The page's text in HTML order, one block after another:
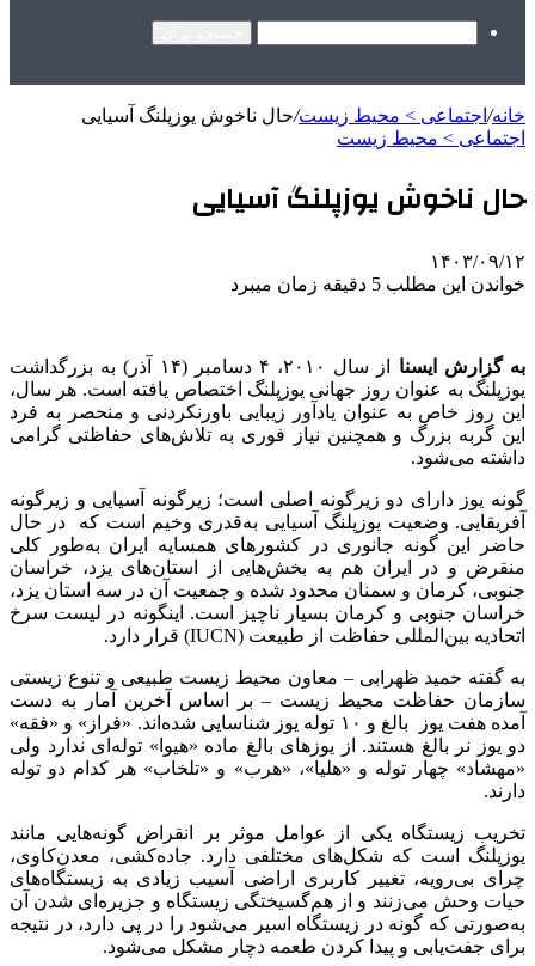
خانه/ اجتماعی > محیط زیست/حال ناخوش یوزپلنگ آسیایی
اجتماعی > محیط زیست
حال ناخوش یوزپلنگ آسیایی
۱۴۰۳/۰۹/۱۲
خواندن این مطلب 5 دقیقه زمان میبرد
به گزارش ایسنا
از سال ۲۰۱۰، ۴ دسامبر (۱۴ آذر) به بزرگداشت
یوزپلنگ به عنوان روز جهانی یوزپلنگ اختصاص یافته است. هر سال،
این روز خاص به عنوان یادآور زیبایی باورنکردنی و منحصر به فرد
این گربه بزرگ و همچنین نیاز فوری به تلاش‌های حفاظتی گرامی
داشته می‌شود.
گونه یوز دارای دو زیرگونه اصلی است؛ زیرگونه آسیایی و زیرگونه
آفریقایی. وضعیت یوزپلنگ آسیایی به‌قدری وخیم است که در حال
حاضر این گونه جانوری در کشورهای همسایه ایران به‌طور کلی
منقرض و در ایران هم به بخش‌هایی از استان‌های یزد، خراسان
جنوبی، کرمان و سمنان محدود شده و جمعیت آن در سه استان یزد،
خراسان جنوبی و کرمان بسیار ناچیز است. اینگونه در لیست سرخ
اتحادیه بین‌المللی حفاظت از طبیعت (IUCN) قرار دارد.
به گفته حمید ظهرابی – معاون محیط زیست طبیعی و تنوع زیستی
سازمان حفاظت محیط زیست – بر اساس آخرین آمار به دست
آمده هفت یوز بالغ و ۱۰ توله یوز شناسایی شده‌اند. «فراز» و «فقه»
دو یوز نر بالغ هستند. از یوزهای بالغ ماده «هیوا» توله‌ای ندارد ولی
«مهشاد» چهار توله و «هلیا»، «هرب» و «تلخاب» هر کدام دو توله
دارند.
تخریب زیستگاه یکی از عوامل موثر بر انقراض گونه‌هایی مانند
یوزپلنگ است که شکل‌های مختلفی دارد. جاده‌کشی، معدن‌کاوی،
چرای بی‌رویه، تغییر کاربری اراضی آسیب زیادی به زیستگاه‌های
حیات وحش می‌زنند و از هم‌گسیختگی زیستگاه و جزیره‌ای شدن آن
به‌صورتی که گونه در زیستگاه اسیر می‌شود را در پی دارد، در نتیجه
برای جفت‌یابی و پیدا کردن طعمه دچار مشکل می‌شود.